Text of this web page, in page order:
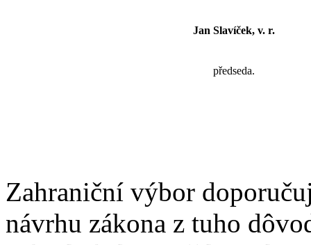
Jan Slavíček, v. r.
předseda.
Zahraniční výbor
návrhu zákona z tuho